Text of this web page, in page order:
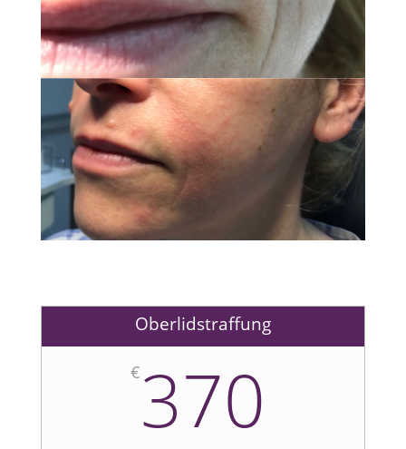
Oberlidstraffung
€370